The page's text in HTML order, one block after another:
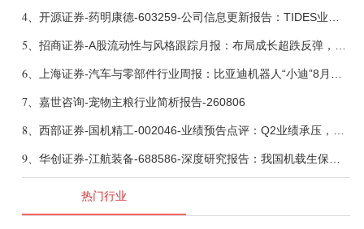
4、
5、
6、
7、 嘉世咨询-宠物主粮行业简析报告-260806
8、
9、
热门行业